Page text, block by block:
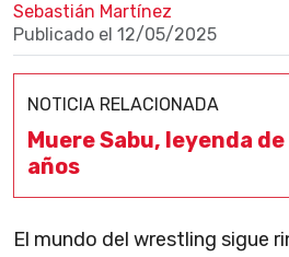
Sebastián Martínez
Publicado el 12/05/2025
NOTICIA RELACIONADA
Muere Sabu, leyenda de
años
El mundo del wrestling sigue